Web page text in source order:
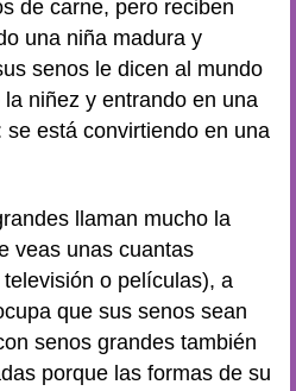
de carne, pero reciben
una niña madura y
senos le dicen al mundo
niñez y entrando en una
está convirtiendo en una
llaman mucho la
veas unas cuantas
o películas), a
que sus senos sean
senos grandes también
porque las formas de su